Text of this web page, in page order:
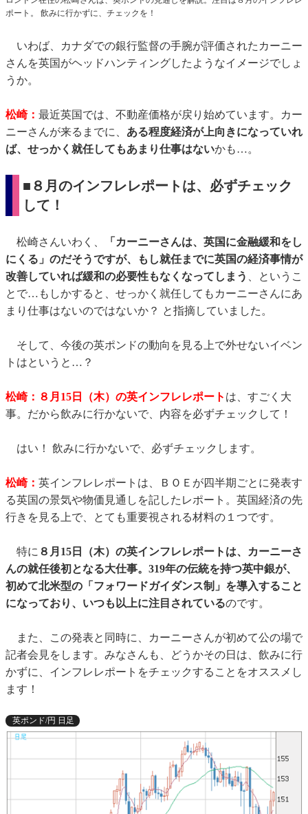
ポート。 飲みに行かずに、チェックを！
いわば、カナダでの銀行監督の手腕が評価されたカーニー
さんを英国がヘッドハンティングしたようなイメージでしょ
うか。
松崎： 最近英国では、不動産価格が戻り始めています。カー
ニーさんが来るまでに、 ある程度経済が上向きになっていれ
ば、せっかく就任してもあまり仕事はないかも…。
■８月のインフレレポートは、必ずチェック
して！
松崎さんいわく、
「カーニーさんは、英国に金融緩和をし
にくる」のだそうですが、もし就任までに英国の経済事情が
改善していれば緩和の必要性もなくなってしまう
、というこ
とで…もしかすると、せっかく就任してもカーニーさんにあ
まり仕事はないのではないか？ と指摘していました。
そして、今後の英ポンドの動向を見る上で外せないイベン
トはというと…？
松崎： ８月15日（木）の英インフレレポート は、すごく大
事。だから飲みに行かないで、内容を必ずチェックして！
はい！ 飲みに行かないで、必ずチェックします。
松崎： 英インフレレポートは、ＢＯＥが四半期ごとに発表す
る英国の景気や物価見通しを記したレポート。英国経済の先
行きを見る上で、とても重要視される材料の１つです。
特に ８月15日（木）の英インフレレポートは、カーニーさ
んの就任後初となる大仕事。319年の伝統を持つ英中銀が、
初めて北米型の「フォワードガイダンス制」を導入すること
になっており、いつも以上に注目されているのです。
また、この発表と同時に、カーニーさんが初めて公の場で
記者会見をします。みなさんも、どうかその日は、飲みに行
かずに、インフレレポートをチェックすることをオススメし
ます！
英ポンド/円 日足